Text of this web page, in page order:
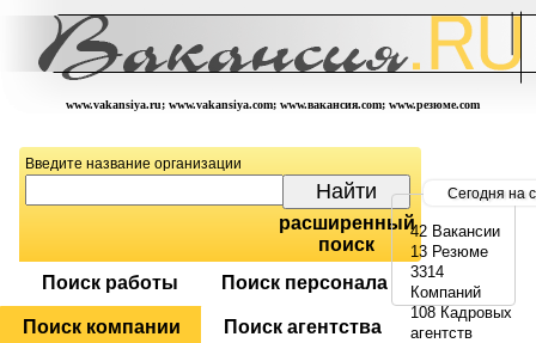
www.vakansiya.ru; www.vakansiya.com; www.вакансия.com; www.резюме.com
Введите название организации
расширенный
поиск
Поиск работы
Поиск персонала
Поиск компании Поиск агентства
Сегодня на
42 Вакансии
13 Резюме
3314
Компаний
108 Кадровых
агентств